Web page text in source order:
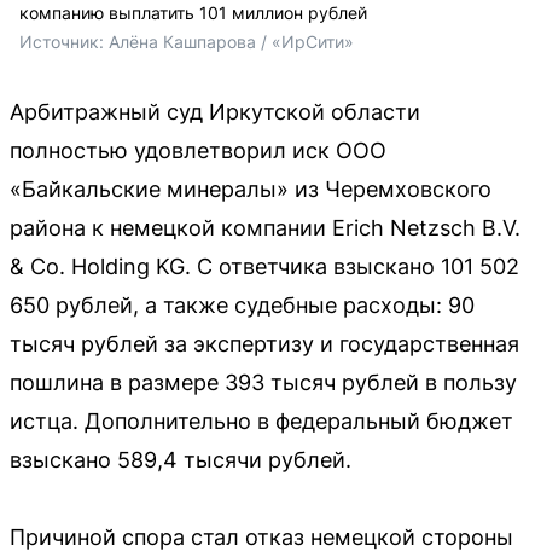
компанию выплатить 101 миллион рублей
Источник: Алёна Кашпарова / «ИрСити»
Арбитражный суд Иркутской области
полностью удовлетворил иск ООО
«Байкальские минералы» из Черемховского
района к немецкой компании Erich Netzsch B.V.
& Co. Holding KG. С ответчика взыскано 101 502
650 рублей, а также судебные расходы: 90
тысяч рублей за экспертизу и государственная
пошлина в размере 393 тысяч рублей в пользу
истца. Дополнительно в федеральный бюджет
взыскано 589,4 тысячи рублей.
Причиной спора стал отказ немецкой стороны